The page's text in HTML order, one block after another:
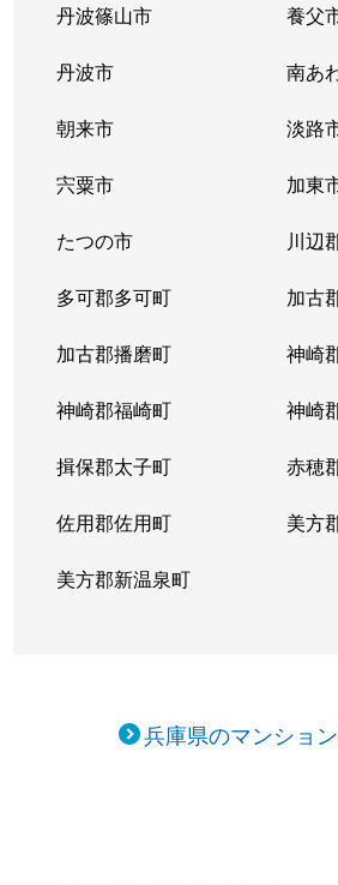
鴨子ケ原
鴨子ケ原
鴨子ケ原
北青木
北青木
北青木
北青木
北青木
北青木
北青木
甲南町
490万円
丹波篠山市 養父
丹波市 南あ
朝来市 淡路
宍粟市 加東
たつの市 川辺
多可郡多可町 加古
加古郡播磨町 神崎
神崎郡福崎町 神崎
揖保郡太子町 赤穂
佐用郡佐用町 美方
美方郡新温泉町
兵庫県のマンショ